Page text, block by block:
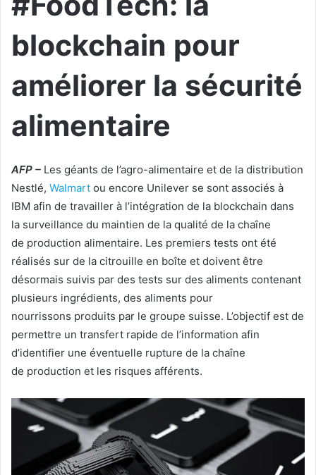
blockchain pour
améliorer la sécurité
alimentaire
AFP – Les géants de l’agro-alimentaire et de la distribution
Nestlé, Walmart ou encore Unilever se sont associés à
IBM afin de travailler à l’intégration de la blockchain dans
la surveillance du maintien de la qualité de la chaîne
de production alimentaire. Les premiers tests ont été
réalisés sur de la citrouille en boîte et doivent être
désormais suivis par des tests sur des aliments contenant
plusieurs ingrédients, des aliments pour
nourrissons produits par le groupe suisse. L’objectif est de
permettre un transfert rapide de l’information afin
d’identifier une éventuelle rupture de la chaîne
de production et les risques afférents.